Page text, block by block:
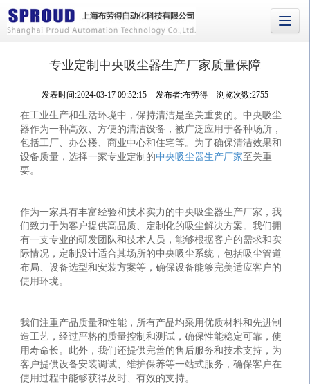
专业定制中央吸尘器生产厂家质量保障
发表时间:2024-03-17 09:52:15 发布者:布劳得 浏览次数:2755
在工业生产和生活环境中，保持清洁是至关重要的。中央吸尘
器作为一种高效、方便的清洁设备，被广泛应用于各种场所，
包括工厂、办公楼、商业中心和住宅等。为了确保清洁效果和
设备质量，选择一家专业定制的中央吸尘器生产厂家至关重
要。
作为一家具有丰富经验和技术实力的中央吸尘器生产厂家，我
们致力于为客户提供高品质、定制化的吸尘解决方案。我们拥
有一支专业的研发团队和技术人员，能够根据客户的需求和实
际情况，定制设计适合其场所的中央吸尘系统，包括吸尘管道
布局、设备选型和安装方案等，确保设备能够完美适应客户的
使用环境。
我们注重产品质量和性能，所有产品均采用优质材料和先进制
造工艺，经过严格的质量控制和测试，确保性能稳定可靠，使
用寿命长。此外，我们还提供完善的售后服务和技术支持，为
客户提供设备安装调试、维护保养等一站式服务，确保客户在
使用过程中能够获得及时、有效的支持。